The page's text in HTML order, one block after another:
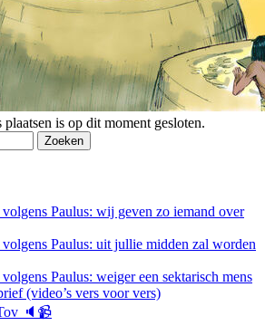
plaatsen is op dit moment gesloten.
volgens Paulus: wij geven zo iemand over
volgens Paulus: uit jullie midden zal worden
Paulus: weiger een sektarisch mens
(video’s vers voor vers)
🔈📹